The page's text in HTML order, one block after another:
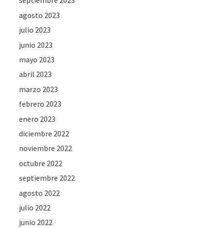
agosto 2023
julio 2023
junio 2023
mayo 2023
abril 2023
marzo 2023
febrero 2023
enero 2023
diciembre 2022
noviembre 2022
octubre 2022
septiembre 2022
agosto 2022
julio 2022
junio 2022